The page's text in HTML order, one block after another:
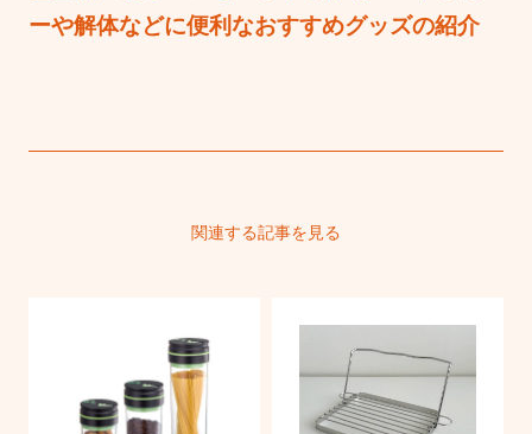
ーや解体などに便利なおすすめグッズの紹介
関連する記事を見る